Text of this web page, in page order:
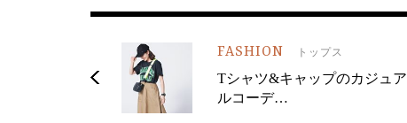
FASHION トップス
Tシャツ&キャップのカジュア
ルコーデ…